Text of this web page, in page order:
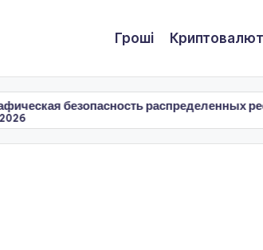
Гроші
распределенных реестров:
распределенных реестров: